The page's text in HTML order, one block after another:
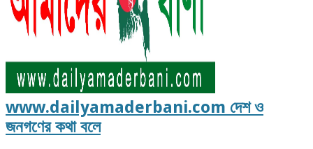
www.dailyamaderbani.com দেশ ও
জনগণের কথা বলে